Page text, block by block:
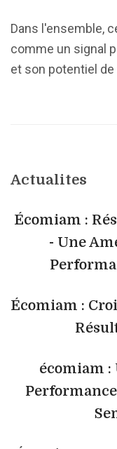
Dans l'ensemble,
comme un signal
et son potentiel
Actualites
Écomiam :
- Une
Écomiam :
écomiam :